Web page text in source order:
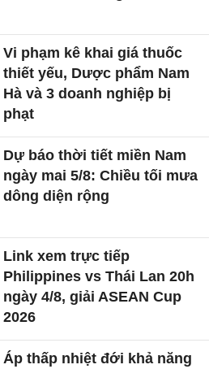
Vi phạm kê khai giá thuốc
thiết yếu, Dược phẩm Nam
Hà và 3 doanh nghiệp bị
phạt
Dự báo thời tiết miền Nam
ngày mai 5/8: Chiều tối mưa
dông diện rộng
Link xem trực tiếp
Philippines vs Thái Lan 20h
ngày 4/8, giải ASEAN Cup
2026
Áp thấp nhiệt đới khả năng